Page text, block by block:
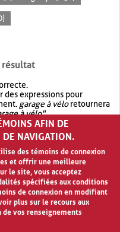
résultat
des expressions pour
garage à véloretournera
à vélo".
avec OR.garage OR vélo
quegarage à vélo
AFIN DE
DE NAVIGATION.
des témoins de connexion
et offrir une meilleure
le site, vous acceptez
spécifiées aux conditions
de connexion en modifiant
plus sur le recours aux
vos renseignements